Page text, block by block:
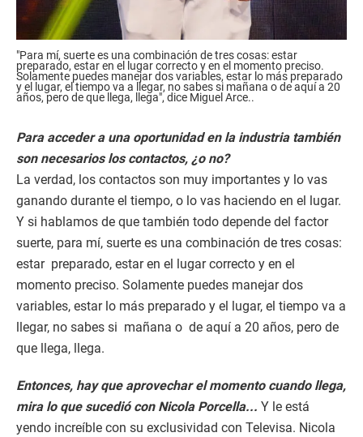
"Para mí, suerte es una combinación de tres cosas: estar
preparado, estar en el lugar correcto y en el momento preciso.
Solamente puedes manejar dos variables, estar lo más preparado
y el lugar, el tiempo va a llegar, no sabes si mañana o de aquí a 20
años, pero de que llega, llega", dice Miguel Arce..
Para acceder a una oportunidad en la industria también
son necesarios los contactos, ¿o no?
La verdad, los contactos son muy importantes y lo vas
ganando durante el tiempo, o lo vas haciendo en el lugar.
Y si hablamos de que también todo depende del factor
suerte, para mí, suerte es una combinación de tres cosas:
estar preparado, estar en el lugar correcto y en el
momento preciso. Solamente puedes manejar dos
variables, estar lo más preparado y el lugar, el tiempo va a
llegar, no sabes si mañana o de aquí a 20 años, pero de
que llega, llega.
Entonces, hay que aprovechar el momento cuando llega,
mira lo que sucedió con Nicola Porcella... Y le está
yendo increíble con su exclusividad con Televisa. Nicola